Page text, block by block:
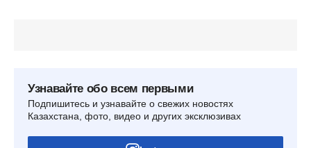
Узнавайте обо всем первыми
Подпишитесь и узнавайте о свежих новостях
Казахстана, фото, видео и других эксклюзивах